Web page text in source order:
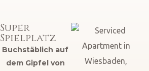
Super
Spielplatz
Buchstäblich auf
dem Gipfel von